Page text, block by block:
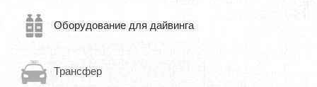
Оборудование для дайвинга
Трансфер